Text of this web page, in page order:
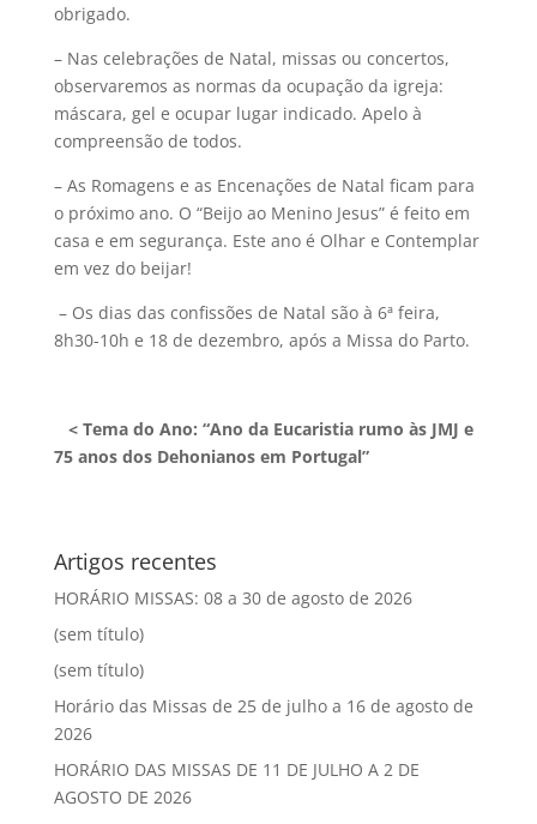
obrigado.
– Nas celebrações de Natal, missas ou concertos,
observaremos as normas da ocupação da igreja:
máscara, gel e ocupar lugar indicado. Apelo à
compreensão de todos.
– As Romagens e as Encenações de Natal ficam para
o próximo ano. O “Beijo ao Menino Jesus” é feito em
casa e em segurança. Este ano é Olhar e Contemplar
em vez do beijar!
– Os dias das confissões de Natal são à 6ª feira,
8h30-10h e 18 de dezembro, após a Missa do Parto.
<Tema do Ano: “Ano da Eucaristia rumo às JMJ e
75 anos dos Dehonianos em Portugal”
Artigos recentes
HORÁRIO MISSAS: 08 a 30 de agosto de 2026
(sem título)
(sem título)
Horário das Missas de 25 de julho a 16 de agosto de
2026
HORÁRIO DAS MISSAS DE 11 DE JULHO A 2 DE
AGOSTO DE 2026